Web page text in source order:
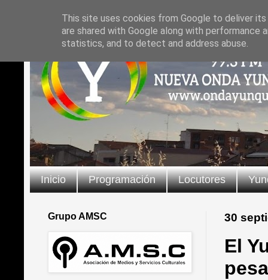
Inicio Programación Locutores
30
El
Grupo AMSC
This site uses cookies from Google to deliver
are shared with Google along with
statistics, and to detect and address abuse.